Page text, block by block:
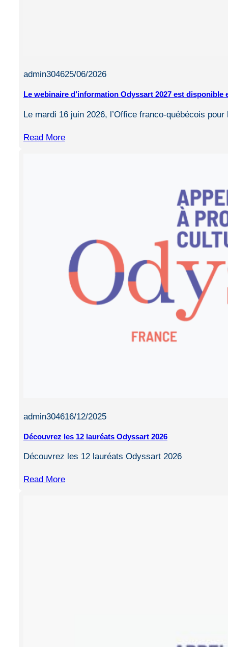
admin304625/06/2026
Le webinaire d’information Odyssart 2027 est disponible
Le mardi 16 juin 2026, l’Office franco-québécois
Read More
admin304616/12/2025
Découvrez les 12 lauréats Odyssart 2026
Découvrez les 12 lauréats Odyssart 2026
Read More